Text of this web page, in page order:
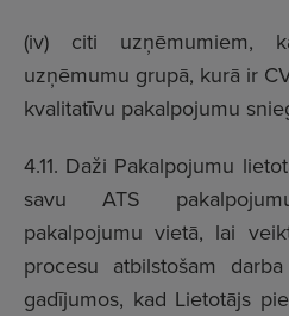
(iv) citi uzņēmumiem,
uzņēmumu grupā, kurā ir
kvalitatīvu pakalpojumu
4.11. Daži Pakalpojumu
savu ATS
pakalpojumu vietā, lai
procesu atbilstošam
gadījumos, kad Lietotājs